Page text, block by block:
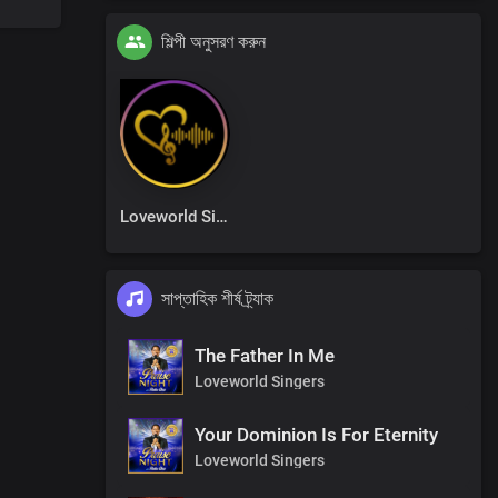
শিল্পী অনুসরণ করুন
Loveworld Singers
সাপ্তাহিক শীর্ষ ট্র্যাক
The Father In Me
Loveworld Singers
Your Dominion Is For Eternity
Loveworld Singers